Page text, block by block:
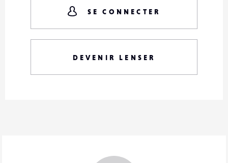
SE CONNECTER
DEVENIR LENSER